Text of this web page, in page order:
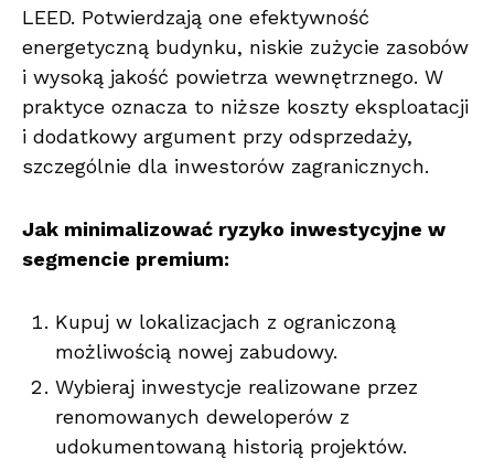
LEED. Potwierdzają one efektywność
energetyczną budynku, niskie zużycie zasobów
i wysoką jakość powietrza wewnętrznego. W
praktyce oznacza to niższe koszty eksploatacji
i dodatkowy argument przy odsprzedaży,
szczególnie dla inwestorów zagranicznych.
Jak minimalizować ryzyko inwestycyjne w
segmencie premium:
Kupuj w lokalizacjach z ograniczoną
możliwością nowej zabudowy.
Wybieraj inwestycje realizowane przez
renomowanych deweloperów z
udokumentowaną historią projektów.